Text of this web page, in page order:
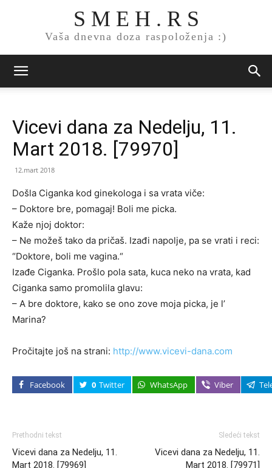
S M E H . R S
Vaša dnevna doza raspoloženja :)
Vicevi dana za Nedelju, 11.
Mart 2018. [79970]
12.mart 2018
Došla Ciganka kod ginekologa i sa vrata viče:
– Doktore bre, pomagaj! Boli me picka.
Kaže njoj doktor:
– Ne možeš tako da pričaš. Izađi napolje, pa se vrati i reci:
“Doktore, boli me vagina.“
Izađe Ciganka. Prošlo pola sata, kuca neko na vrata, kad
Ciganka samo promolila glavu:
– A bre doktore, kako se ono zove moja picka, je l’
Marina?
Pročitajte još na strani: http://www.vicevi-dana.com
Facebook 0 Twitter WhatsApp Viber
Prethodni tekst
Vicevi dana za Nedelju, 11.
Mart 2018. [79969]
Sledeći tekst
Vicevi dana za Nedelju, 11.
Mart 2018. [79971]